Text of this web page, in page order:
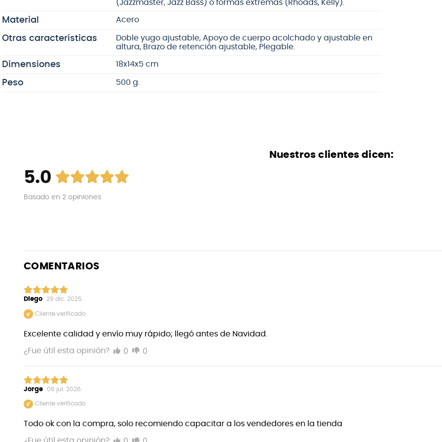
(Jazzmaster, Jazz Bass) o formas extremas (Rhoads, Kelly).
Material Acero
Otras características
Doble yugo ajustable, Apoyo de cuerpo acolchado y ajustable en
altura, Brazo de retención ajustable, Plegable.
Dimensiones 18x14x5 cm
Peso 500 g.
Nuestros clientes dicen:
5.0
Basado en 2 opiniones
COMENTARIOS
Diego 29 dic. 2025
Cliente verificado
Excelente calidad y envío muy rápido; llegó antes de Navidad.
¿Fue útil esta opinión? 0 0
Jorge 06 jul. 2026
Cliente verificado
Todo ok con la compra, solo recomiendo capacitar a los vendedores en la tienda